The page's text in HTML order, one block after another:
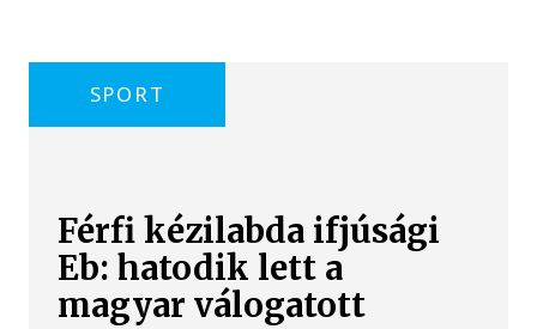
SPORT
Férfi kézilabda ifjúsági
Eb: hatodik lett a
magyar válogatott